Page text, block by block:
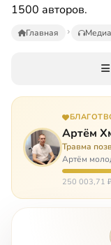
1500 авторов.
Главная
Артём
Травма
Артём
Он сирота,
случилось
250 003,71 ₽